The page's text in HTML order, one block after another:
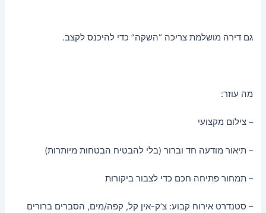
גם דירה מושלמת צריכה “השקה” כדי להיכנס לקצב.
מה עוזר:
– צילום מקצועי
– תיאור מודעה חד וברור (בלי להבטיח הבטחות מיותרות)
– תמחור פתיחה חכם כדי לצבור ביקורות
– סטנדרט אירוח קבוע: צ’ק-אין קל, קפה/מים, הסברים ברורים